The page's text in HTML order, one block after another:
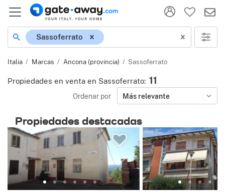
Ubicación
Sassoferrato
Italia Marcas Ancona (provincia) Sassoferrato
Propiedades en venta en Sassoferrato: 11
Ordenar por Más relevante
Propiedades destacadas